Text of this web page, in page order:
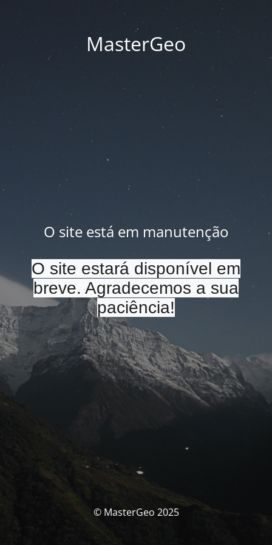
MasterGeo
O site está em manutenção
O site estará disponível em
breve. Agradecemos a sua
paciência!
© MasterGeo 2025